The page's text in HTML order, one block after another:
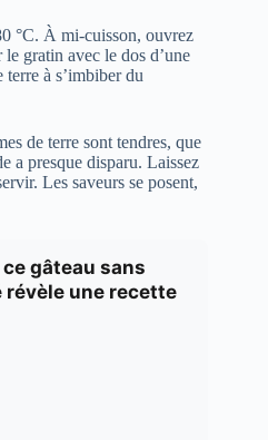
°C. À mi-cuisson, ouvrez
gratin avec le dos d’une
à s’imbiber du
de terre sont tendres, que
a presque disparu. Laissez
Les saveurs se posent,
gâteau sans
une recette